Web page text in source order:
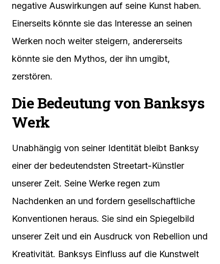
negative Auswirkungen auf seine Kunst haben.
Einerseits könnte sie das Interesse an seinen
Werken noch weiter steigern, andererseits
könnte sie den Mythos, der ihn umgibt,
zerstören.
Die Bedeutung von Banksys
Werk
Unabhängig von seiner Identität bleibt Banksy
einer der bedeutendsten Streetart-Künstler
unserer Zeit. Seine Werke regen zum
Nachdenken an und fordern gesellschaftliche
Konventionen heraus. Sie sind ein Spiegelbild
unserer Zeit und ein Ausdruck von Rebellion und
Kreativität. Banksys Einfluss auf die Kunstwelt